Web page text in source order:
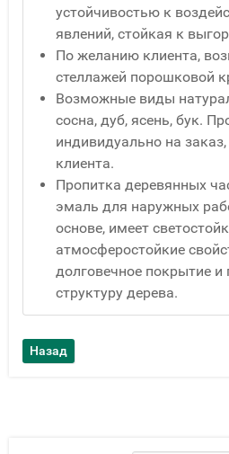
устойчивостью к
явлений, стойкая к
По желанию клиента,
стеллажей порошковой
Возможные виды
сосна, дуб, ясень, бук.
индивидуально на
клиента.
Пропитка деревянных
эмаль для наружных
основе, имеет
атмосферостойкие
долговечное покрытие и
структуру дерева.